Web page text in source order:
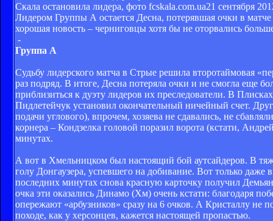
Скала остановила лидера, фото fcskala.com.ua21 сентября
Лидером Группы А остается Десна, потерявшая очки в
хорошая новость – черниговцы хотя бы не оторвались
-
Группа А
Судьбу лидерского матча в Стрые решила второтаймовая
раз подряд. В итоге, Десна потеряла очки и не смогла еще
приблизиться к дуэту лидеров их преследователи. В
Пидлетейчук установил окончательный ничейный счет.
подачи углового), впрочем, хозяева не сдавались, не
корнера – Кондзелка головой поразил ворота (кстати,
минутах.
А вот в Хмельницком был настоящий бой аутсайдеров. В
голу Донгаузера, успевшего на добивание. Вот только
последних минутах снова красную карточку получил
очка эти оказались Динамо (Хм) очень кстати: благодаря
опережают «арбузников» сразу на 6 очков. А Кристаллу не
походе, как у херсонцев, кажется настоящей пропастью.